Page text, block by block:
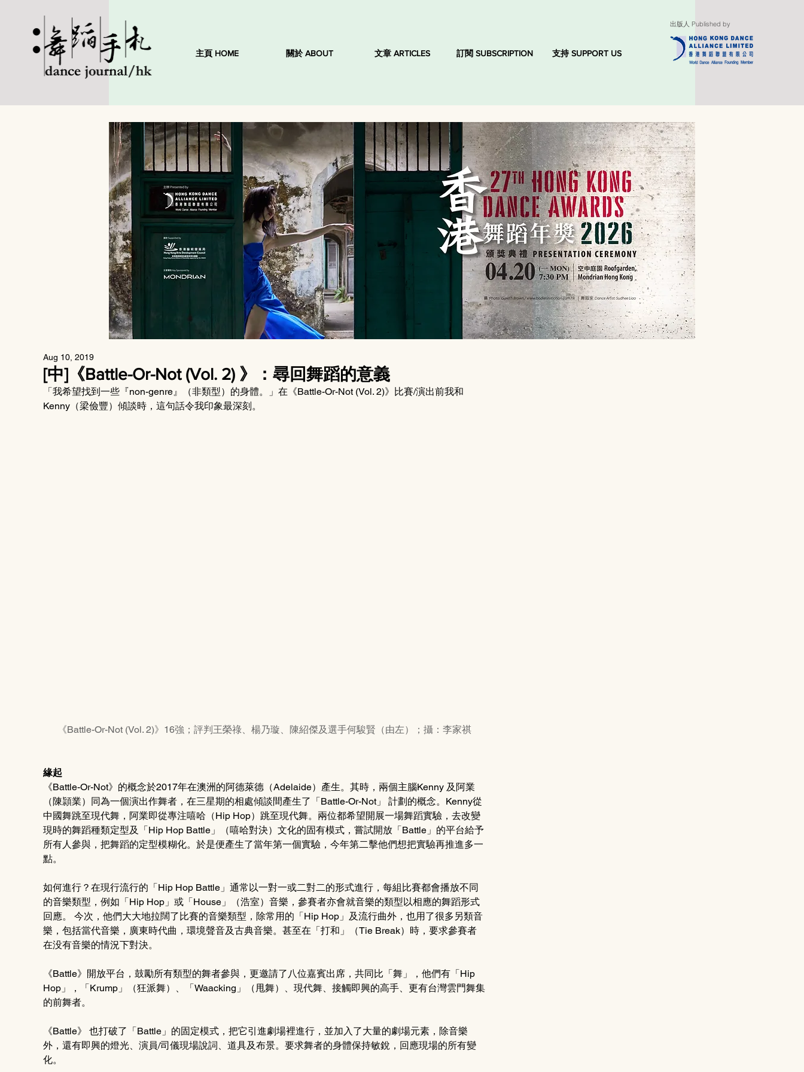
主頁 HOME 關於 ABOUT 文章 ARTICLES 訂閱 SUBSCRIPTION 支持 SUPPORT US
出版人 Published by
[中]《Battle-Or-Not (Vol. 2) 》：尋回舞蹈的意義
Aug 10, 2019
「我希望找到一些『non-genre』（非類型）的身體。」在《Battle-Or-Not (Vol. 2)》比賽/演出前我和
Kenny（梁儉豐）傾談時，這句話令我印象最深刻。
《Battle-Or-Not (Vol. 2)》16強；評判王榮祿、楊乃璇、陳紹傑及選手何駿賢（由左）；攝：李家祺
緣起
《Battle-Or-Not》的概念於2017年在澳洲的阿德萊德（Adelaide）產生。其時，兩個主腦Kenny 及阿業
（陳頴業）同為一個演出作舞者，在三星期的相處傾談間產生了「Battle-Or-Not」 計劃的概念。Kenny從
中國舞跳至現代舞，阿業即從專注嘻哈（Hip Hop）跳至現代舞。兩位都希望開展一場舞蹈實驗，去改變
現時的舞蹈種類定型及「Hip Hop Battle」（嘻哈對決）文化的固有模式，嘗試開放「Battle」的平台給予
所有人參與，把舞蹈的定型模糊化。於是便產生了當年第一個實驗，今年第二擊他們想把實驗再推進多一
點。
如何進行？在現行流行的「Hip Hop Battle」通常以一對一或二對二的形式進行，每組比賽都會播放不同
的音樂類型，例如「Hip Hop」或「House」（浩室）音樂，參賽者亦會就音樂的類型以相應的舞蹈形式
回應。 今次，他們大大地拉闊了比賽的音樂類型，除常用的「Hip Hop」及流行曲外，也用了很多另類音
樂，包括當代音樂，廣東時代曲，環境聲音及古典音樂。甚至在「打和」（Tie Break）時，要求參賽者
在没有音樂的情況下對決。
《Battle》開放平台，鼓勵所有類型的舞者參與，更邀請了八位嘉賓出席，共同比「舞」，他們有「Hip
Hop」，「Krump」（狂派舞）、「Waacking」（甩舞）、現代舞、接觸即興的高手、更有台灣雲門舞集
的前舞者。
《Battle》 也打破了「Battle」的固定模式，把它引進劇場裡進行，並加入了大量的劇場元素，除音樂
外，還有即興的燈光、演員/司儀現場說詞、道具及布景。要求舞者的身體保持敏銳，回應現場的所有變
化。